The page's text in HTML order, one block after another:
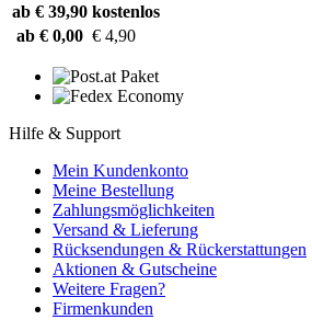
ab € 39,90 kostenlos
ab € 0,00 € 4,90
Hilfe & Support
Mein Kundenkonto
Meine Bestellung
Zahlungsmöglichkeiten
Versand & Lieferung
Rücksendungen & Rückerstattungen
Aktionen & Gutscheine
Weitere Fragen?
Firmenkunden